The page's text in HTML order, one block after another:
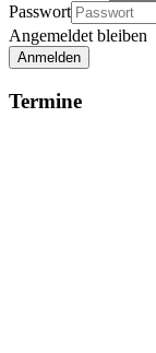
Passwort
Angemeldet bleiben
Anmelden
Termine